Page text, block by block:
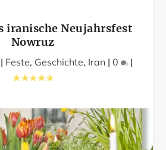
iranische Neujahrsfest
Nowruz
| Feste, Geschichte, Iran | 0 |